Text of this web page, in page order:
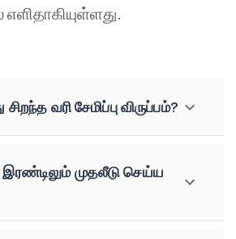
வரி சேமிப்பு விருப்பம்?
இரண்டிலும் முதலீடு செய்ய